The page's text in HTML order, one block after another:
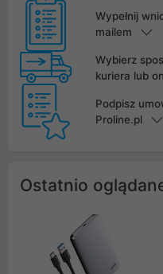
Wypełnij
mailem
Wybierz
kuriera lub
Podpisz
Proline.pl
Ostatnio